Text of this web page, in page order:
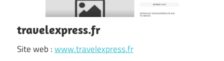
travelexpress.fr
Site web :www.travelexpress.fr